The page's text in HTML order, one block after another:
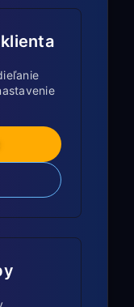
US
:
pre
hraní: